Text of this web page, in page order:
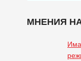
МНЕНИЯ